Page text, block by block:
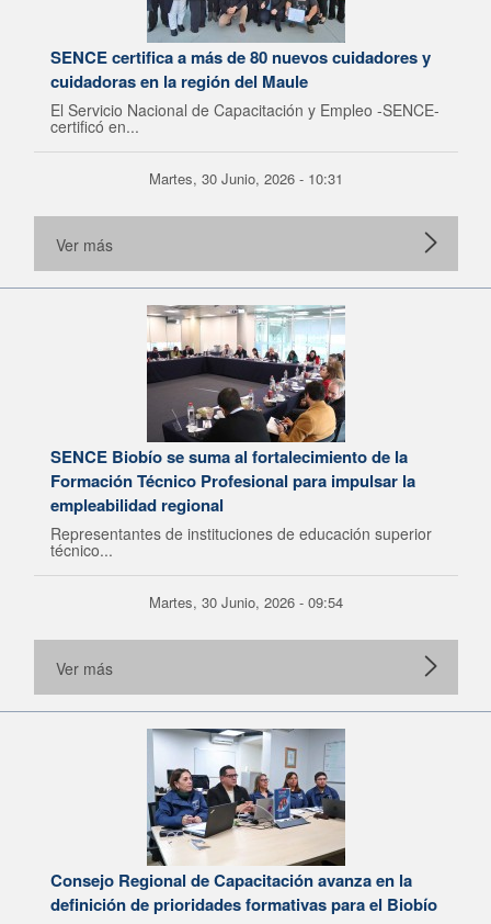
SENCE certifica a más de 80 nuevos cuidadores y
cuidadoras en la región del Maule
El Servicio Nacional de Capacitación y Empleo -SENCE-
certificó en...
Martes, 30 Junio, 2026 - 10:31
Ver más
SENCE Biobío se suma al fortalecimiento de la
Formación Técnico Profesional para impulsar la
empleabilidad regional
Representantes de instituciones de educación superior
técnico...
Martes, 30 Junio, 2026 - 09:54
Ver más
Consejo Regional de Capacitación avanza en la
definición de prioridades formativas para el Biobío